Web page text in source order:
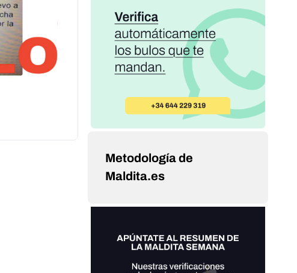
Metodología de
Maldita.es